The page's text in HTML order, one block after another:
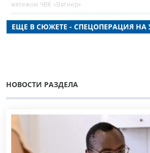
мятежом ЧВК «Вагнер».
ЕЩЕ В СЮЖЕТЕ - СПЕЦОПЕРАЦИЯ НА
НОВОСТИ РАЗДЕЛА